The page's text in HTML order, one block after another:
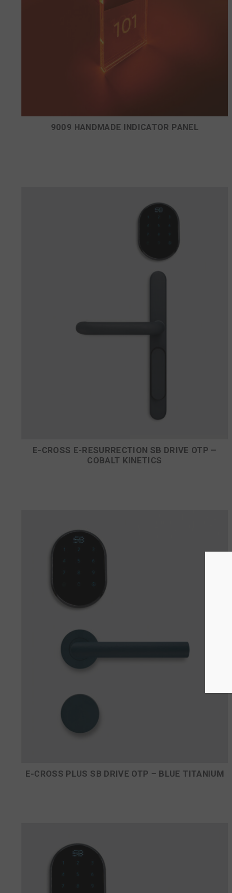
9009 HANDMADE INDICATOR PANEL
E-CROSS E-RESURRECTION SB DRIVE OTP –
COBALT KINETICS
E-CROSS PLUS SB DRIVE OTP – BLUE TITANIUM